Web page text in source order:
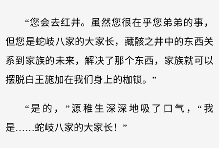
“您会去红井。虽然您很在乎您弟弟的事，
但您是蛇岐八家的大家长，藏骸之井中的东西关
系到家族的未来，解决了那个东西，家族就可以
摆脱白王施加在我们身上的枷锁。”
“是的，”源稚生深深地吸了口气，“我
是……蛇岐八家的大家长！”